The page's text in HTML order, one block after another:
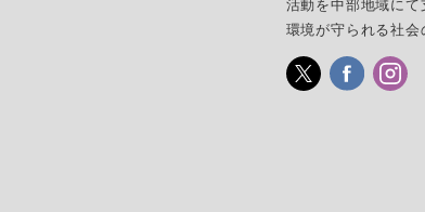
活動を中部地域にて
環境が守られる社会